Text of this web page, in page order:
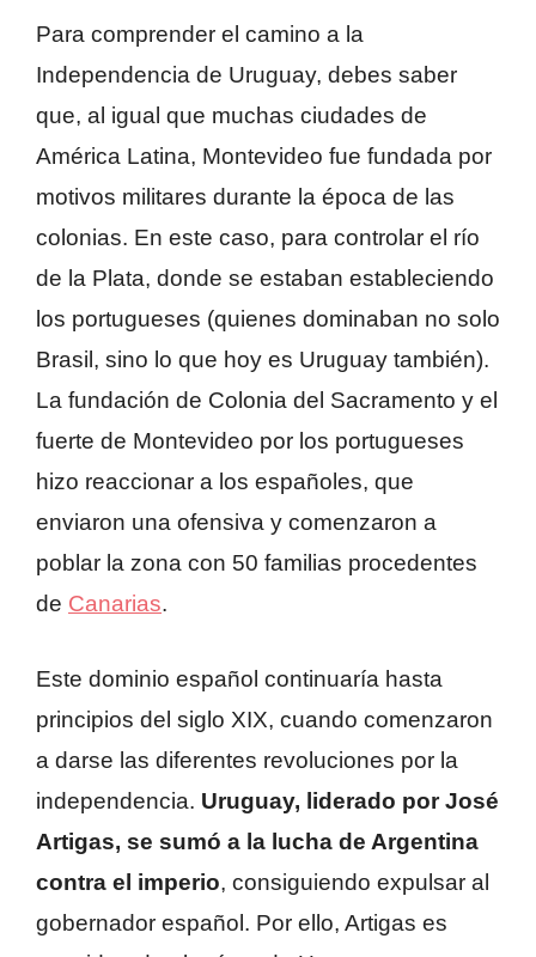
Para comprender el camino a la
Independencia de Uruguay, debes saber
que, al igual que muchas ciudades de
América Latina, Montevideo fue fundada por
motivos militares durante la época de las
colonias. En este caso, para controlar el río
de la Plata, donde se estaban estableciendo
los portugueses (quienes dominaban no solo
Brasil, sino lo que hoy es Uruguay también).
La fundación de Colonia del Sacramento y el
fuerte de Montevideo por los portugueses
hizo reaccionar a los españoles, que
enviaron una ofensiva y comenzaron a
poblar la zona con 50 familias procedentes
de Canarias.
Este dominio español continuaría hasta
principios del siglo XIX, cuando comenzaron
a darse las diferentes revoluciones por la
independencia. Uruguay, liderado por José
Artigas, se sumó a la lucha de Argentina
contra el imperio, consiguiendo expulsar al
gobernador español. Por ello, Artigas es